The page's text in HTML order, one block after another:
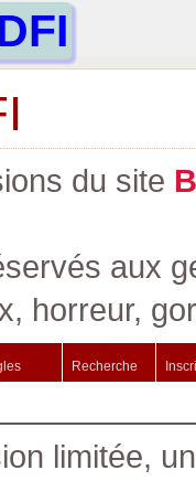
du site B
aux
horreur,
Recherche
limitée,